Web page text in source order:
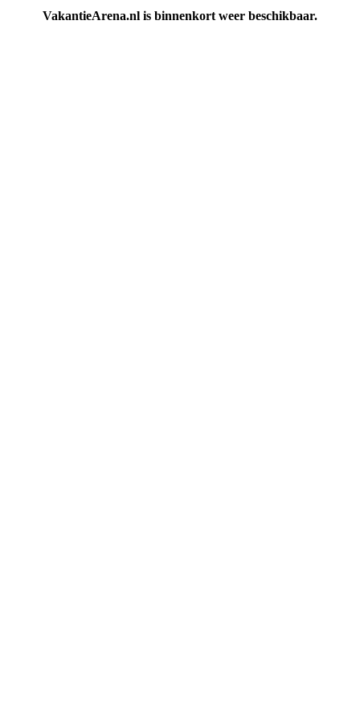
VakantieArena.nl is binnenkort weer beschikbaar.